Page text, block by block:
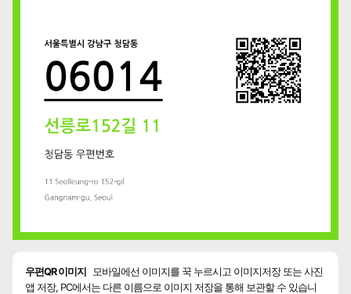
우편QR 이미지
모바일에선 이미지를 꾹 누르시고 이미지저장 또는 사진
앱 저장, PC에서는 다른 이름으로 이미지 저장을 통해 보관할 수 있습니